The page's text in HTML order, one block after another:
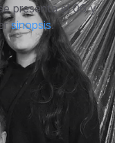
presenta el 06 y
sinopsis.